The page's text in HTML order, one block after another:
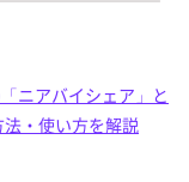
ニアバイシェア」と
・使い方を解説